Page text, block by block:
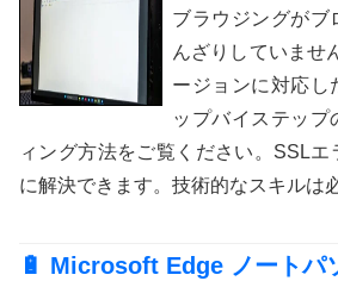
ブラウジングがブ
んざりしていませ
ージョンに対応し
ップバイステップ
ィング方法をご覧ください。SSLエ
に解決できます。技術的なスキルは
🔋 Microsoft Edge ノートパ